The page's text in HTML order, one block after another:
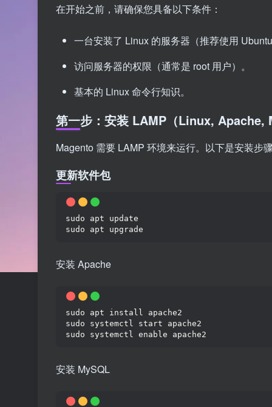
在开始之前，请确保您具备以下条件：
一台安装了 Linux 的服务器（推荐使用
访问服务器的权限（通常是 root 用户）。
基本的 Linux 命令行知识。
第一步：安装 LAMP（Linux, Apache,
Magento 需要 LAMP 环境来运行。以下是安装步
更新软件包
sudo apt update
sudo apt upgrade
安装 Apache
sudo apt install apache2
sudo systemctl start apache2
sudo systemctl enable apache2
安装 MySQL